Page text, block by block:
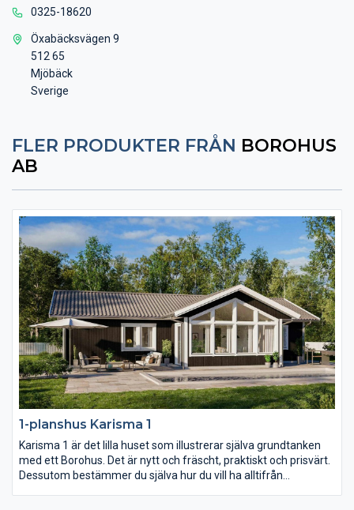
0325-18620
Öxabäcksvägen 9
512 65
Mjöbäck
Sverige
FLER PRODUKTER FRÅN BOROHUS
AB
1-planshus Karisma 1
Karisma 1 är det lilla huset som illustrerar själva grundtanken
med ett Borohus. Det är nytt och fräscht, praktiskt och prisvärt.
Dessutom bestämmer du själva hur du vill ha alltifrån